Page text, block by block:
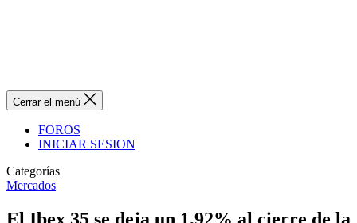
Cerrar el menú
FOROS
INICIAR SESION
Categorías
Mercados